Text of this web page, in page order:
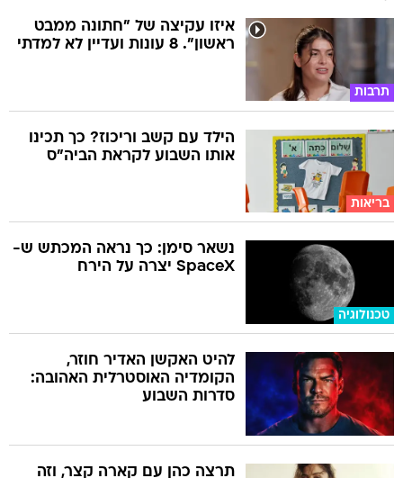
תרבות
איזו עקיצה של "חתונה ממבט
ראשון". 8 עונות ועדיין לא למדתי
בריאות
הילד עם קשב וריכוז? כך תכינו
אותו השבוע לקראת הביה"ס
טכנולוגיה
נשאר סימן: כך נראה המכתש ש-
SpaceX יצרה על הירח
להיט האקשן האדיר חוזר,
הקומדיה האוסטרלית האהובה:
סדרות השבוע
תרצה כהן עם קארה קצר, וזה